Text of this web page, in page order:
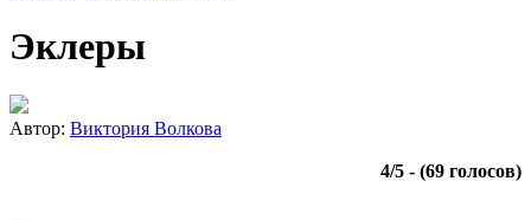
Эклеры
Автор: Виктория Волкова
4/5 - (69 голосов)